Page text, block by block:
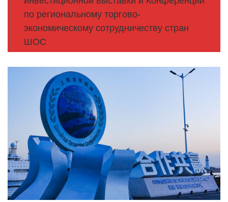
по региональному торгово-
экономическому сотрудничеству стран
ШОС